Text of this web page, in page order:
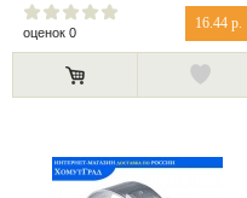
16.44 р.
оценок 0